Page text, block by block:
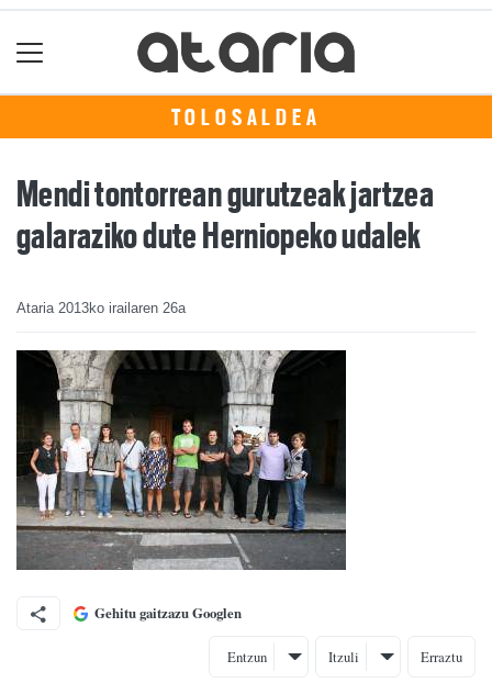
TOLOSALDEA
Mendi tontorrean gurutzeak jartzea
galaraziko dute Herniopeko udalek
Ataria 2013ko irailaren 26a
Gehitu gaitzazu Googlen
Entzun Itzuli Erraztu